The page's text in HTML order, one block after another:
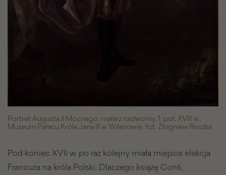
Portret Augusta II Mocnego, malarz nadworny, 1. poł. XVIII w.;
Muzeum Pałacu Króla Jana III w Wilanowie, fot. Zbigniew Reszka
Pod koniec XVII w. po raz kolejny miała miejsce elekcja
Francuza na króla Polski. Dlaczego książę Conti,